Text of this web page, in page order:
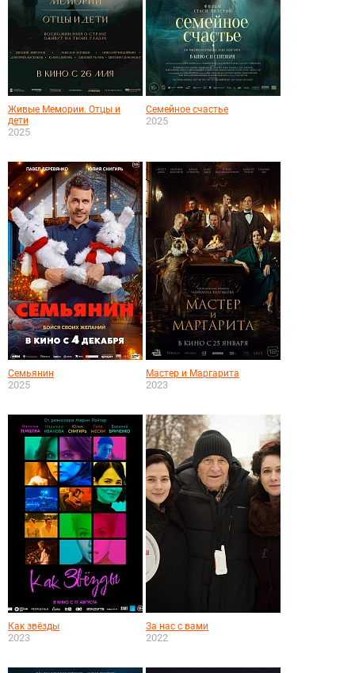
Живые Мемории. Отцы и
дети
2025
Семейное счастье
2025
Семьянин
2025
Мастер и Маргарита
2023
Как звёзды
2023
За нас с вами
2022